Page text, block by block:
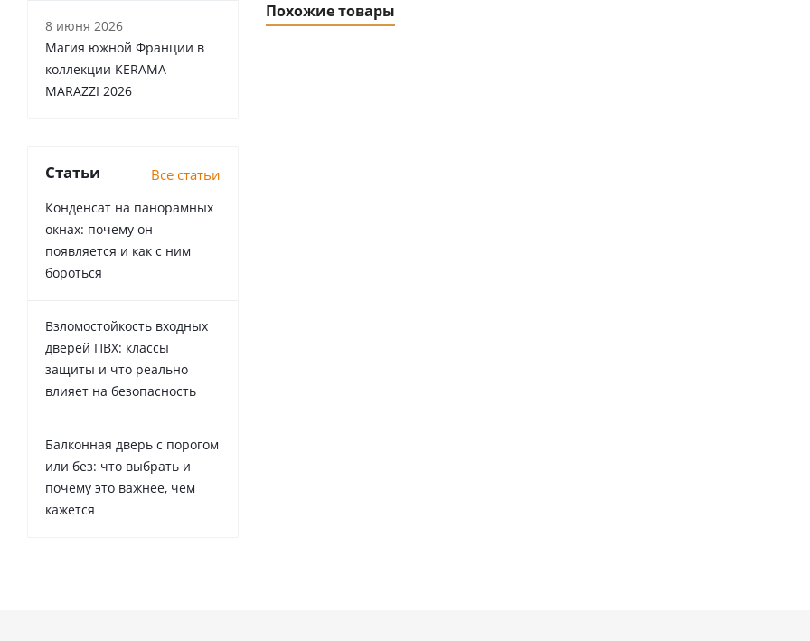
Похожие товары
8 июня 2026
Магия южной Франции в
коллекции KERAMA
MARAZZI 2026
Статьи Все статьи
Конденсат на панорамных
окнах: почему он
появляется и как с ним
бороться
Взломостойкость входных
дверей ПВХ: классы
защиты и что реально
влияет на безопасность
Балконная дверь с порогом
или без: что выбрать и
почему это важнее, чем
кажется